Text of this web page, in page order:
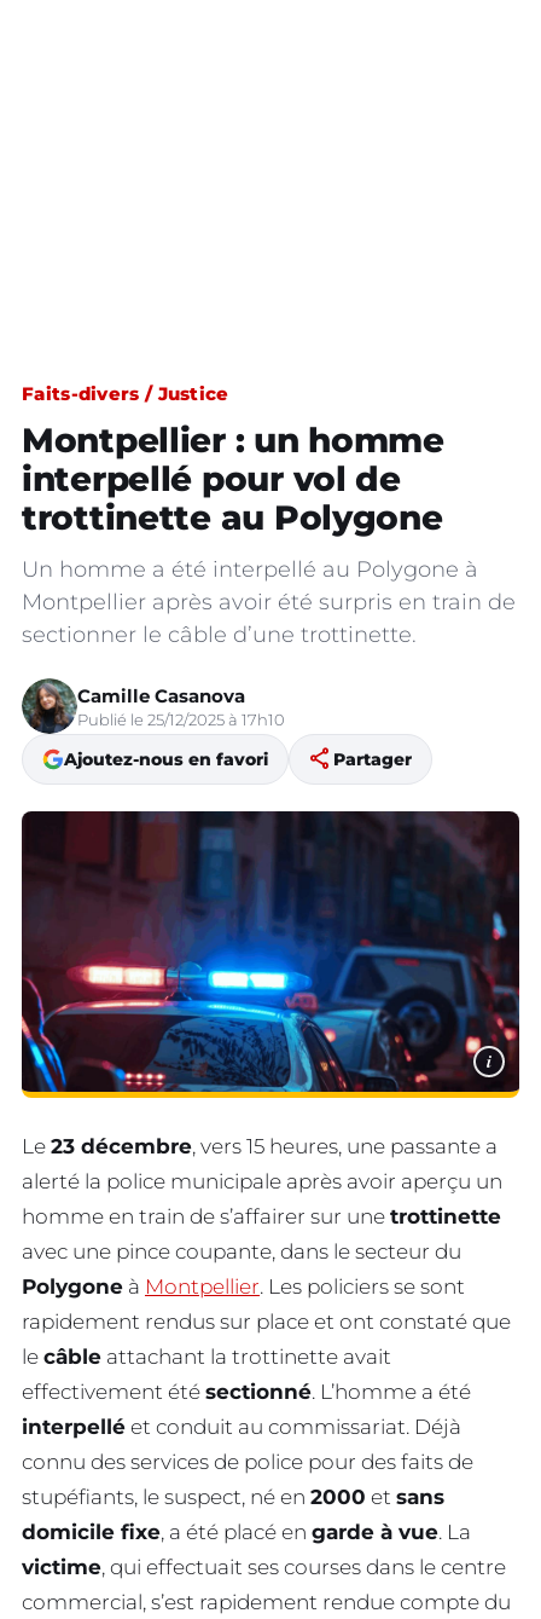
Faits-divers / Justice
Montpellier : un homme
interpellé pour vol de
trottinette au Polygone
Un homme a été interpellé au Polygone à
Montpellier après avoir été surpris en train de
sectionner le câble d’une trottinette.
Camille Casanova
Publié le 25/12/2025 à 17h10
Ajoutez-nous en favori share Partager
i
Le 23 décembre, vers 15 heures, une passante a
alerté la police municipale après avoir aperçu un
homme en train de s’affairer sur une trottinette
avec une pince coupante, dans le secteur du
Polygone à Montpellier. Les policiers se sont
rapidement rendus sur place et ont constaté que
le câble attachant la trottinette avait
effectivement été sectionné. L’homme a été
interpellé et conduit au commissariat. Déjà
connu des services de police pour des faits de
stupéfiants, le suspect, né en 2000 et sans
domicile fixe, a été placé en garde à vue. La
victime, qui effectuait ses courses dans le centre
commercial, s’est rapidement rendue compte du